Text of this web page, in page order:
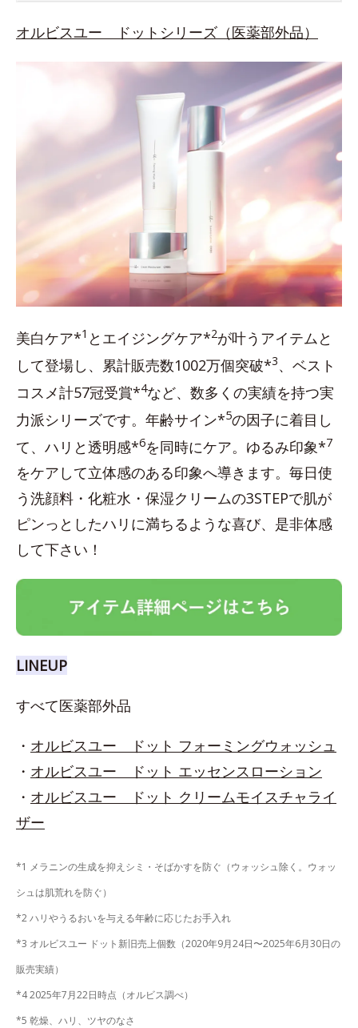
オルビスユー ドットシリーズ（医薬部外品）
美白ケア*1 とエイジングケア*2が叶うアイテムと
して登場し、累計販売数1002万個突破*3、ベスト
コスメ計57冠受賞*4など、数多くの実績を持つ実
力派シリーズです。年齢サイン*5の因子に着目し
て、ハリと透明感*6を同時にケア。ゆるみ印象*7
をケアして立体感のある印象へ導きます。毎日使
う洗顔料・化粧水・保湿クリームの3STEPで肌が
ピンっとしたハリに満ちるような喜び、是非体感
して下さい！
LINEUP
すべて医薬部外品
・ オルビスユー ドット フォーミングウォッシュ
・ オルビスユー ドット エッセンスローション
・ オルビスユー ドット クリームモイスチャライ
ザー
*1 メラニンの生成を抑えシミ・そばかすを防ぐ（ウォッシュ除く。ウォッ
シュは肌荒れを防ぐ）
*2 ハリやうるおいを与える年齢に応じたお手入れ
*3 オルビスユー ドット新旧売上個数（2020年9月24日〜2025年6月30日の
販売実績）
*4 2025年7月22日時点（オルビス調べ）
*5 乾燥、ハリ、ツヤのなさ